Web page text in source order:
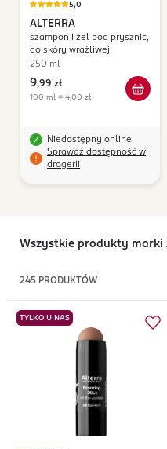
5,0
ALTERRA
szampon i żel pod prysznic,
do skóry wrażliwej
250 ml
9,99 zł
100 ml = 4,00 zł
Niedostępny online
Sprawdź dostępność w
drogerii
Wszystkie produkty marki
245 PRODUKTÓW
TYLKO U NAS